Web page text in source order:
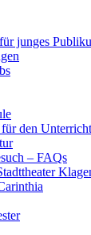
junges
den Unterricht
– FAQs